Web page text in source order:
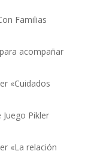
Familias
acompañar
«Cuidados
Pikler
«La relación